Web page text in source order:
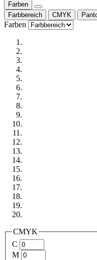
Farben
Farbbereich
CMYK
Farben
CMYK
C
M